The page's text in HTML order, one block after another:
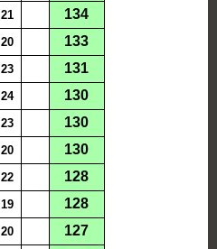
21 134
20 133
23 131
24 130
23 130
20 130
22 128
19 128
20 127